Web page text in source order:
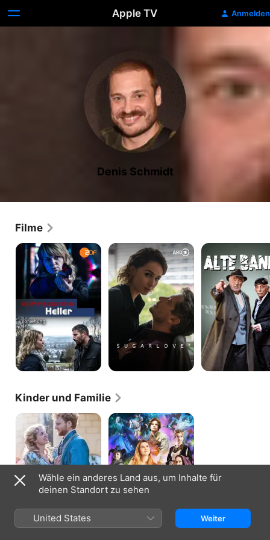
Apple TV Anmelden
Denis Schmidt
Filme
Kommissarin
Heller
Vorsehung
Sugarlove
Alte
Bande
Kinder und Familie
Das
singende,
klingende
Bäumchen
Rapunzel
und
die
Rückkehr
der
Falken
Wähle ein anderes Land aus, um Inhalte für
deinen Standort zu sehen
United States Weiter